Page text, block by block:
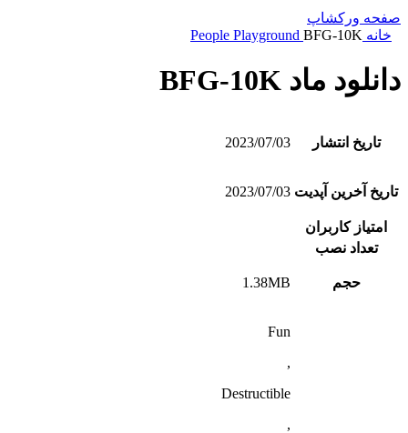
صفحه ورکشاپ
خانه
People Playground BFG-10K
دانلود ماد BFG-10K
تاریخ انتشار 2023/07/03
تاریخ آخرین آپدیت 2023/07/03
امتیاز کاربران
تعداد نصب
حجم 1.38MB
Fun
,
Destructible
,